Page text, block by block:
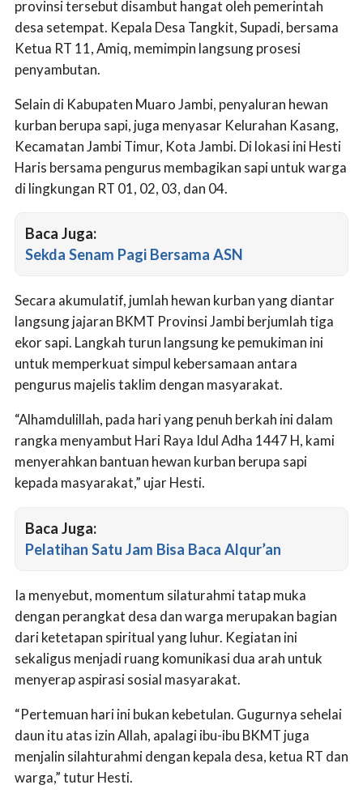
provinsi tersebut disambut hangat oleh pemerintah
desa setempat. Kepala Desa Tangkit, Supadi, bersama
Ketua RT 11, Amiq, memimpin langsung prosesi
penyambutan.
Selain di Kabupaten Muaro Jambi, penyaluran hewan
kurban berupa sapi, juga menyasar Kelurahan Kasang,
Kecamatan Jambi Timur, Kota Jambi. Di lokasi ini Hesti
Haris bersama pengurus membagikan sapi untuk warga
di lingkungan RT 01, 02, 03, dan 04.
Baca Juga:
Sekda Senam Pagi Bersama ASN
Secara akumulatif, jumlah hewan kurban yang diantar
langsung jajaran BKMT Provinsi Jambi berjumlah tiga
ekor sapi. Langkah turun langsung ke pemukiman ini
untuk memperkuat simpul kebersamaan antara
pengurus majelis taklim dengan masyarakat.
“Alhamdulillah, pada hari yang penuh berkah ini dalam
rangka menyambut Hari Raya Idul Adha 1447 H, kami
menyerahkan bantuan hewan kurban berupa sapi
kepada masyarakat,” ujar Hesti.
Baca Juga:
Pelatihan Satu Jam Bisa Baca Alqur’an
Ia menyebut, momentum silaturahmi tatap muka
dengan perangkat desa dan warga merupakan bagian
dari ketetapan spiritual yang luhur. Kegiatan ini
sekaligus menjadi ruang komunikasi dua arah untuk
menyerap aspirasi sosial masyarakat.
“Pertemuan hari ini bukan kebetulan. Gugurnya sehelai
daun itu atas izin Allah, apalagi ibu-ibu BKMT juga
menjalin silahturahmi dengan kepala desa, ketua RT dan
warga,” tutur Hesti.